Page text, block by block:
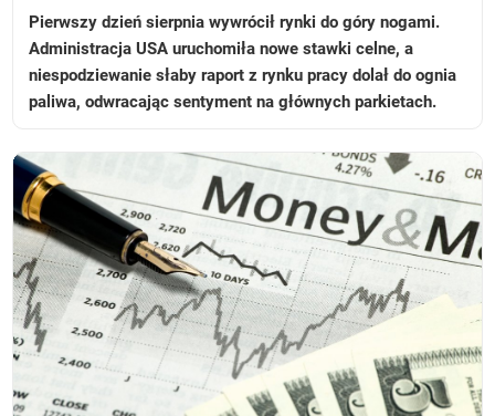
Pierwszy dzień sierpnia wywrócił rynki do góry nogami.
Administracja USA uruchomiła nowe stawki celne, a
niespodziewanie słaby raport z rynku pracy dolał do ognia
paliwa, odwracając sentyment na głównych parkietach.